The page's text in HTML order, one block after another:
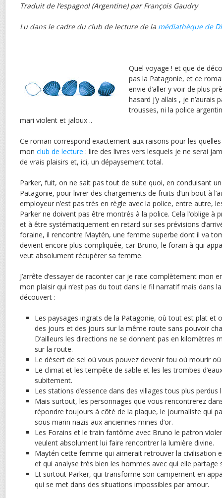
Traduit de l’espagnol (Argentine) par François Gaudry
Lu dans le cadre du club de lecture de la médiathèque de
Quel voyage ! et que de
pas la Patagonie, et ce
envie d’aller y voir de plus
hasard j’y allais , je n’aurais
trousses, ni la police
mari violent et jaloux ..
Ce roman correspond exactement aux raisons pour les
mon club de lecture : lire des livres vers lesquels je ne serai
de vrais plaisirs et, ici, un dépaysement total.
Parker, fuit, on ne sait pas tout de suite quoi, en conduisant
Patagonie, pour livrer des chargements de fruits d’un bout à
employeur n’est pas très en règle avec la police, entre autre,
Parker ne doivent pas être montrés à la police. Cela l’oblige à
et à être systématiquement en retard sur ses prévisions
foraine, il rencontre Maytén, une femme superbe dont il va
devient encore plus compliquée, car Bruno, le forain à qui
veut absolument récupérer sa femme.
J’arrête d’essayer de raconter car je rate complètement mon
mon plaisir qui n’est pas du tout dans le fil narratif mais dans la
découvert :
Les paysages ingrats de la Patagonie, où tout est plat et
des jours et des jours sur la même route sans pouvoir
D’ailleurs les directions ne se donnent pas en kilomètres
sur la route.
Le désert de sel où vous pouvez devenir fou où mourir où
Le climat et les tempête de sable et les les trombes
subitement.
Les stations d’essence dans des villages tous plus perdus
Mais surtout, les personnages que vous rencontrerez
répondre toujours à côté de la plaque, le journaliste qui
sous marin nazis aux anciennes mines d’or.
Les Forains et le train fantôme avec Bruno le patron
veulent absolument lui faire rencontrer la lumière divine.
Maytén cette femme qui aimerait retrouver la civilisation
et qui analyse très bien les hommes avec qui elle partage
Et surtout Parker, qui transforme son campement en
qui se met dans des situations impossibles par amour.